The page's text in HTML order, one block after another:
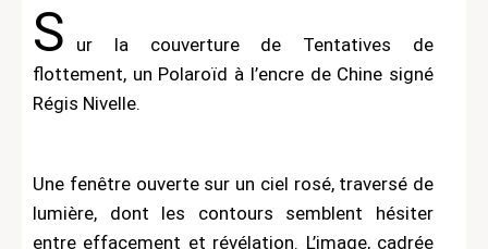
S
ur la couverture de Tentatives de
flottement, un Polaroïd à l’encre de Chine signé
Régis Nivelle.
Une fenêtre ouverte sur un ciel rosé, traversé de
lumière, dont les contours semblent hésiter
entre effacement et révélation. L’image, cadrée